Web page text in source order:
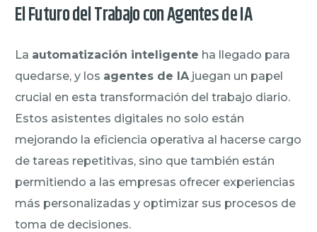
El Futuro del Trabajo con Agentes de IA
La automatización inteligente ha llegado para
quedarse, y los agentes de IAjuegan un papel
crucial en esta transformación del trabajo diario.
Estos asistentes digitales no solo están
mejorando la eficiencia operativa al hacerse cargo
de tareas repetitivas, sino que también están
permitiendo a las empresas ofrecer experiencias
más personalizadas y optimizar sus procesos de
toma de decisiones.